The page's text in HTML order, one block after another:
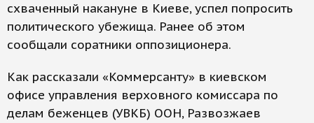
схваченный накануне в Киеве, успел попросить
политического убежища. Ранее об этом
сообщали соратники оппозиционера.
Как рассказали «Коммерсанту» в киевском
офисе управления верховного комиссара по
делам беженцев (УВКБ) ООН, Развозжаев